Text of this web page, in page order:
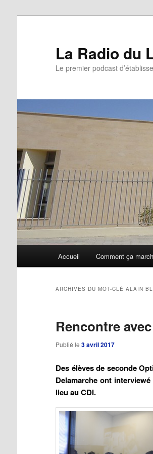
La Radio du
Le premier podcast
Aller
principal
Aller
secondaire
Accueil Comment ça
ARCHIVES DU MOT-CLÉ ALAIN
Rencontre
Publié le 3 avril 2017
Des élèves de seconde
Delamarche ont
lieu au CDI.